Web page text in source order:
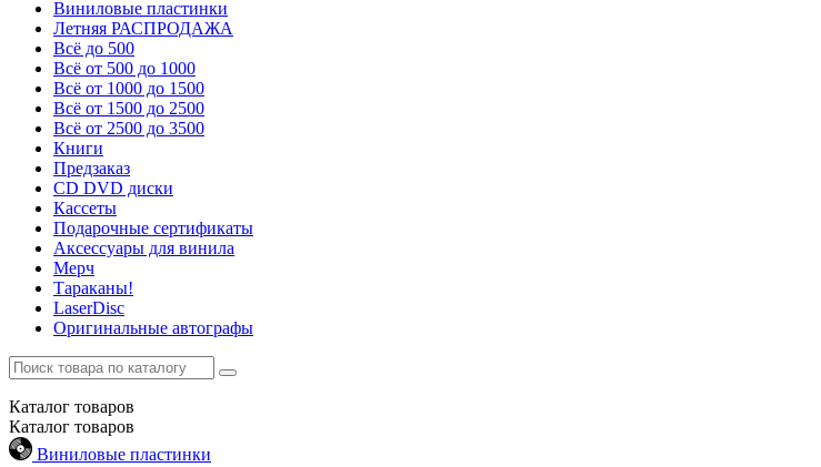
Виниловые пластинки
Летняя РАСПРОДАЖА
Всё до 500
Всё от 500 до 1000
Всё от 1000 до 1500
Всё от 1500 до 2500
Всё от 2500 до 3500
Книги
Предзаказ
CD DVD диски
Кассеты
Подарочные сертификаты
Аксессуары для винила
Мерч
Тараканы!
LaserDisc
Оригинальные автографы
Каталог товаров
Каталог товаров
Виниловые пластинки